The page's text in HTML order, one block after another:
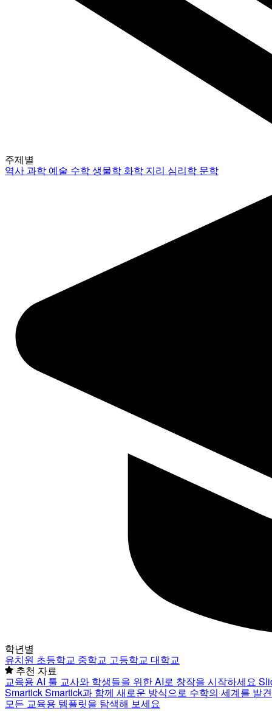
주제별
역사과학 예술 수학생물학 화학 지리 심리학 문학
학년별
유치원 초등학교 중학교 고등학교 대학교
추천 자료
교육용 AI 툴 교사와 학생들을 위한 AI로 창작을 시작하세요
SmartickSmartick과 함께 새로운 방식으로 수학의 세계를 발
모든 교육용 템플릿을 탐색해 보세요